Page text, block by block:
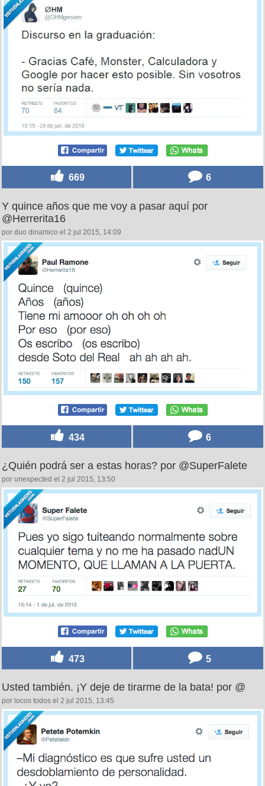
669 6
Y quince años que me voy a pasar aquí por
@Herrerita16
por duo dinamico el 2 jul 2015, 14:09
434 6
¿Quién podrá ser a estas horas? por @SuperFalete
por unexpected el 2 jul 2015, 13:50
473 5
Usted también. ¡Y deje de tirarme de la bata! por @
por locos todos el 2 jul 2015, 13:45